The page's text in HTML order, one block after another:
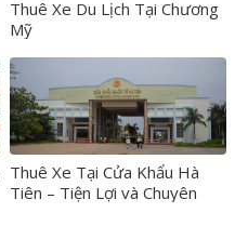
Thuê Xe Du Lịch Tại Chương
Mỹ
Thuê Xe Tại Cửa Khẩu Hà
Tiên – Tiện Lợi và Chuyên